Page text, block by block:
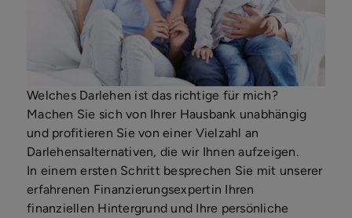
Welches Darlehen ist das richtige für mich?
Machen Sie sich von Ihrer Hausbank unabhängig
und profitieren Sie von einer Vielzahl an
Darlehensalternativen, die wir Ihnen aufzeigen.
In einem ersten Schritt besprechen Sie mit unserer
erfahrenen Finanzierungsexpertin Ihren
finanziellen Hintergrund und Ihre persönliche